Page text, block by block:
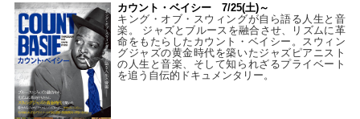
カウント・ベイシー 7/25(土)～
キング・オブ・スウィングが自ら語る人生と音
楽。 ジャズとブルースを融合させ、リズムに革
命をもたらしたカウント・ベイシー。スウィン
グジャズの黄金時代を築いたジャズピアニスト
の人生と音楽、そして知られざるプライベート
を追う自伝的ドキュメンタリー。